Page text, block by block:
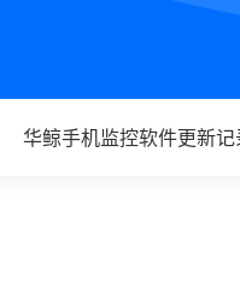
华鲸手机监控软件更新记